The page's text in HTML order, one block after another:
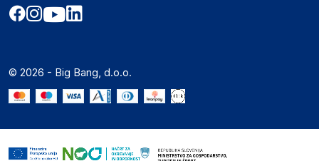
Akt o digitalnih storitvah
Marketplace za partnerje
Novosti
Zavarovanje izdelkov
Kako oddati naročilo?
© 2026 - Big Bang, d.o.o.